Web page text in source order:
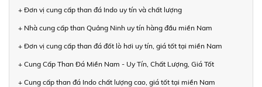
+ Đơn vị cung cấp than đá Indo uy tín và chất lượng
+ Nhà cung cấp than Quảng Ninh uy tín hàng đầu miền Nam
+ Đơn vị cung cấp than đá đốt lò hơi uy tín, giá tốt tại miền Nam
+ Cung Cấp Than Đá Miền Nam - Uy Tín, Chất Lượng, Giá Tốt
+ Cung cấp than đá Indo chất lượng cao, giá tốt tại miền Nam